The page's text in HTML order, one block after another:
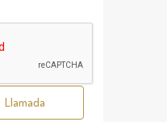
Llamada